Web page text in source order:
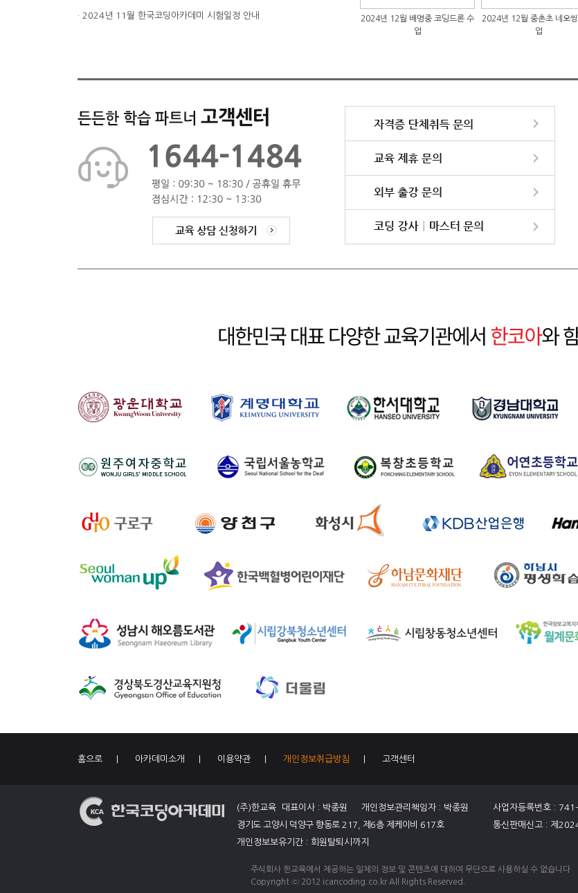
· 2024년 11월 한국코딩아카데미 시험일정 안내
월 남성초 엔트리 수업
2024년 12월 무학중 AI모빌리티
2024년 12월 신상중 AI모빌리티
2024년 12월 배명중 코딩드론 수
2024년 12월 중촌초 네오씽카 수
홈으로 아카데미소개 이용약관 개인정보취급방침 고객센터
(주)한교육 대표이사 : 박종원 개인정보관리책임자 : 박종원
경기도 고양시 덕양구 향동로 217, 제6층 제케이비 617호
개인정보보유기간 : 회원탈퇴시까지
사업자등록번호 :
통신판매신고 : 제
주식회사 한교육에서 제공하는 일체의 정보 및 콘텐츠에 대하여 무단으로 사용하실 수 없습니다
Copyright ⓒ 2012 icancoding.co.kr All Rights Reserved.